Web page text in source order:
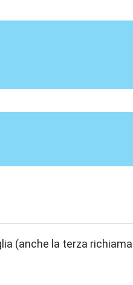
(anche la terza